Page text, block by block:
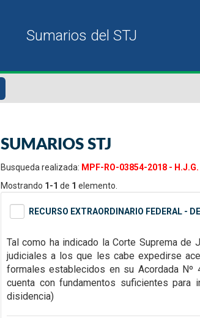
SUMARIOS STJ
Busqueda realizada: MPF-RO-03854-2018 - H.J.G.
Mostrando 1-1 de 1 elemento.
RECURSO EXTRAORDINARIO FEDERAL -
Tal como ha indicado la Corte Suprema de
judiciales a los que les cabe expedirse
formalesestablecidos en su Acordada
cuenta con fundamentos suficientes para
disidencia)